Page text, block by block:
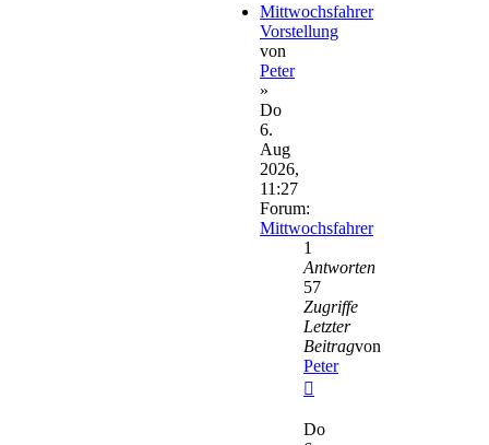
Mittwochsfahrer
Vorstellung
von
Peter
»
Do
6.
Aug
2026,
11:27
Forum:
Mittwochsfahrer
1
Antworten
57
Zugriffe
Letzter
Beitragvon
Peter
Beitrag
Do